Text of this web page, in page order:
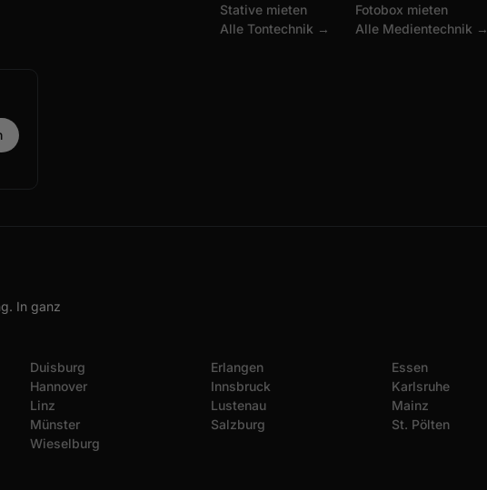
Stative mieten
Alle Tontechnik →
Fotobox mieten
Alle Medientechnik →
In ganz
Duisburg
Hannover
Linz
Münster
Wieselburg
Erlangen
Innsbruck
Lustenau
Salzburg
Essen
Karlsruhe
Mainz
St. Pölten